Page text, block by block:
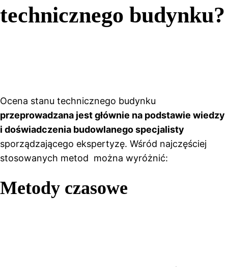
technicznego budynku?
Ocena stanu technicznego budynku
przeprowadzana jest głównie na podstawie wiedzy
i doświadczenia budowlanego specjalisty
sporządzającego ekspertyzę. Wśród najczęściej
stosowanych metod można wyróżnić:
Metody czasowe